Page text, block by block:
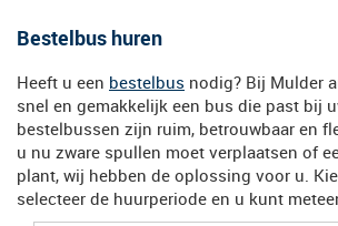
Bestelbus huren
Heeft u een bestelbus nodig? Bij Mulder
snel en gemakkelijk een bus die past bij
bestelbussen zijn ruim, betrouwbaar en
u nu zware spullen moet verplaatsen of
plant, wij hebben de oplossing voor u.
selecteer de huurperiode en u kunt